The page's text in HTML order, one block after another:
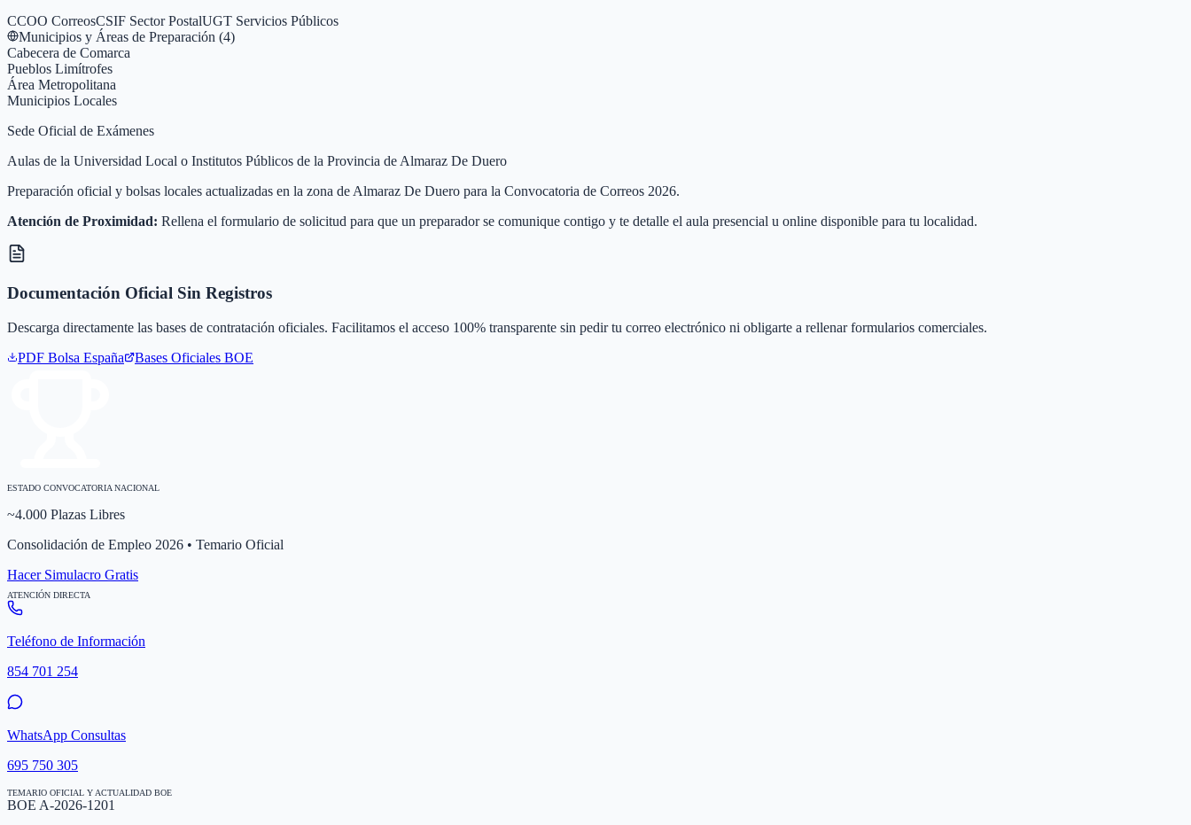
CCOO CorreosCSIF Sector PostalUGT Servicios Públicos
Municipios y Áreas de Preparación (4)
Cabecera de Comarca
Pueblos Limítrofes
Área Metropolitana
Municipios Locales
Sede Oficial de Exámenes
Aulas de la Universidad Local o Institutos Públicos de la Provincia de Almaraz De Duero
Preparación oficial y bolsas locales actualizadas en la zona de Almaraz De Duero para la Convocatoria de Correos 2026.
Atención de Proximidad: Rellena el formulario de solicitud para que un preparador se comunique contigo y te detalle el aula presencial u online disponible para tu localidad.
Documentación Oficial Sin Registros
Descarga directamente las bases de contratación oficiales. Facilitamos el acceso 100% transparente sin pedir tu correo electrónico ni obligarte a rellenar formularios comerciales.
PDF Bolsa España Bases Oficiales BOE
ESTADO CONVOCATORIA NACIONAL
~4.000 Plazas Libres
Consolidación de Empleo 2026 • Temario Oficial
Hacer Simulacro Gratis
ATENCIÓN DIRECTA
Teléfono de Información
854 701 254
WhatsApp Consultas
695 750 305
TEMARIO OFICIAL Y ACTUALIDAD BOE
BOE A-2026-1201